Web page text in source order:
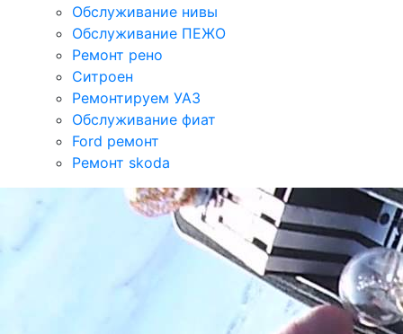
Обслуживание нивы
Обслуживание ПЕЖО
Ремонт рено
Ситроен
Ремонтируем УАЗ
Обслуживание фиат
Ford ремонт
Ремонт skoda